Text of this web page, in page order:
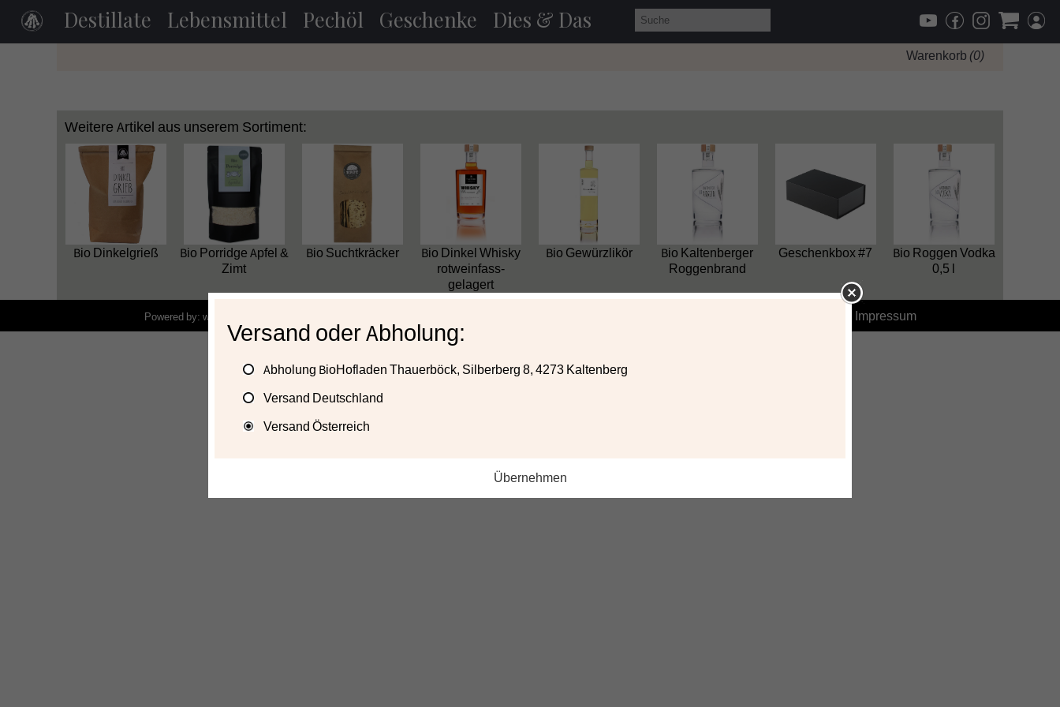
Destillate Lebensmittel Pechöl Geschenke Dies & Das
Warenkorb (0)
Weitere Artikel aus unserem Sortiment:
Bio Dinkelgrieß
Bio Porridge Apfel &
Zimt
Bio Suchtkräcker
Bio Dinkel Whisky
rotweinfass-
gelagert
Bio Gewürzlikör
Bio Kaltenberger
Roggenbrand
Geschenkbox #7
Bio Roggen Vodka
0,5 l
Powered by: www.lotzapp.org Impressum
Versand oder Abholung:
Abholung BioHofladen Thauerböck, Silberberg 8, 4273 Kaltenberg
Versand Deutschland
Versand Österreich
Übernehmen